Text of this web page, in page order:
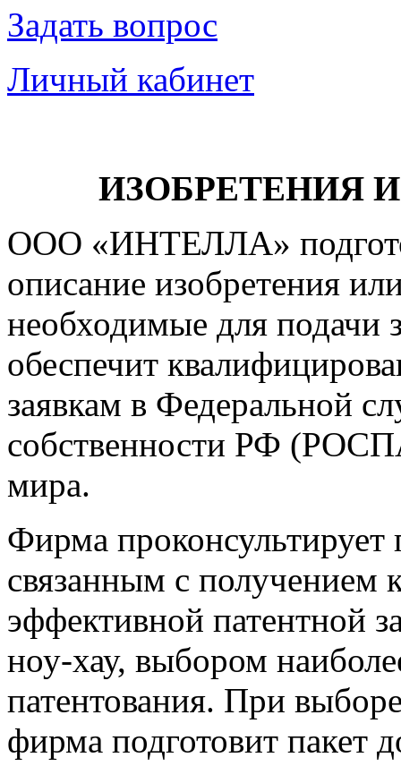
Задать вопрос
Личный кабинет
ИЗОБРЕТЕНИЯ
ООО «ИНТЕЛЛА»
описание изобретения
необходимые для подачи
обеспечит
заявкам в Федеральной
собственности РФ
мира.
Фирма
связанным с получением
эффективной патентной
ноу-хау, выбором
патентования. При
фирма подготовит пакет